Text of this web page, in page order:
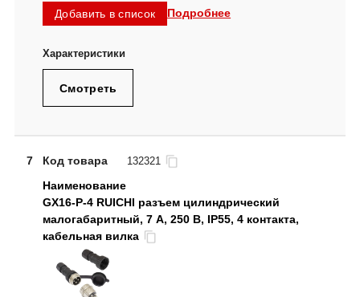
Добавить в список Подробнее
Смотреть
7 Код товара 132321
GX16-P-4 RUICHI разъем цилиндрический
малогабаритный, 7 А, 250 В, IP55, 4 контакта,
кабельная вилка